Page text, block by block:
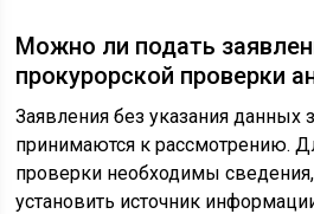
Можно ли подать
прокурорской проверки
Заявления без указания данных
принимаются к рассмотрению.
проверки необходимы
установить источник